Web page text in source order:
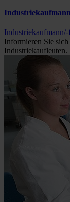
Informieren Sie
Industriekaufleuten.